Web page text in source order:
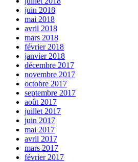
juin 2018
mai 2018
avril 2018
mars 2018
février 2018
janvier 2018
décembre 2017
novembre 2017
octobre 2017
septembre 2017
août 2017
juillet 2017
juin 2017
mai 2017
avril 2017
mars 2017
février 2017